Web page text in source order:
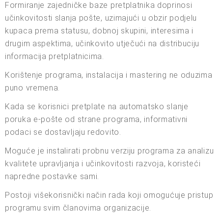
Formiranje zajedničke baze pretplatnika doprinosi
učinkovitosti slanja pošte, uzimajući u obzir podjelu
kupaca prema statusu, dobnoj skupini, interesima i
drugim aspektima, učinkovito utječući na distribuciju
informacija pretplatnicima.
Korištenje programa, instalacija i mastering ne oduzima
puno vremena.
Kada se korisnici pretplate na automatsko slanje
poruka e-pošte od strane programa, informativni
podaci se dostavljaju redovito.
Moguće je instalirati probnu verziju programa za analizu
kvalitete upravljanja i učinkovitosti razvoja, koristeći
napredne postavke sami.
Postoji višekorisnički način rada koji omogućuje pristup
programu svim članovima organizacije.